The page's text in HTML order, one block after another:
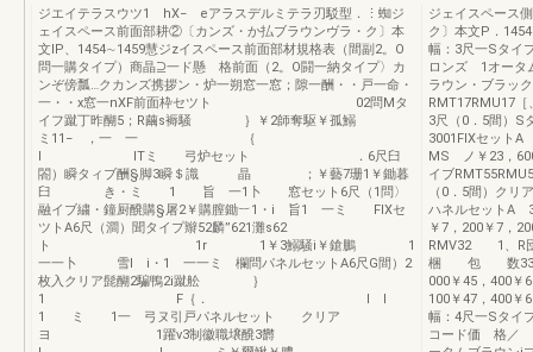
ジエイテラスウツ1 hX− eアラスデルミテラ刃駁型．⋮蜘ジ
ェイスペース前面部耕②〔カンズ・か払ブラウンヴラ・ク〕本
文lP、1454∼1459慧ジzイスペース前面部材規格表（間副2。O
問一購タイプ）商晶⊇一ド懸 格前面（2。O闘一納タイプ〉カ
ンぞ傍瓢…クカンズ携拶ン・炉一朔窓一窓；隙一酬・・戸一命・
一・・x窓一nXF前面枠セツト 02問Mタ
イフ蹴丁昨醐5；R繭s褥騒 ｝￥2師奪駆￥孤鰯
ミ11− ，一 一 ｛
l lTミ 弓炉セット ．6尺臼
閤）瞬タィブ酬§脚3瞬＄識 晶 ；￥藝7珊1￥鋤暮
臼 き・ミ 1 旨 一1卜 窓セット6尺（1問〉
融イブ繍・鐘厨醗購§屠2￥購膣鋤︸1・i 旨1 一ミ FIXセ
ツトA6尺（澗）聞タイプ辮52麟”621灘s62
ト 1r 1￥3鰯騒i￥鎗鵬 1
一一卜 雪l i・1 一一ミ 欄問パネルセットA6尺G間）2
枚入クリア髭醐2騙鴨2i蹴舩 ｝
1 F｛． l l
1 ミ 1一 弓ヌ引戸パネルセット クリア
ヨ 1躍v3制徽職壌醗3欝
ジェイスペース
ク〕本文P．
幅：3尺一Sタイ
ロンズ 1オータ
ラウン・ブラッ
RMT17RMU17
3尺（0．5間）S
3001FIXセット
MS ノ￥23
イブ
（0．5間）クリ
ハネルセットA 3
￥7，200￥7，
RMV32 1、
梱 包 数333
000￥45，400￥
100￥47，400￥
幅：4尺
コード価 格